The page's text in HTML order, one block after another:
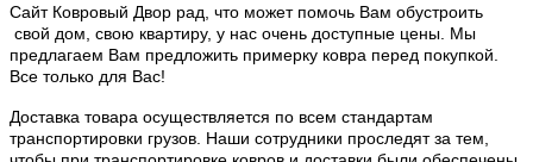
Сайт Ковровый Двор рад, что может помочь Вам обустроить
свой дом, свою квартиру, у нас очень доступные цены. Мы
предлагаем Вам предложить примерку ковра перед покупкой.
Все только для Вас!
Доставка товара осуществляется по всем стандартам
транспортировки грузов. Наши сотрудники проследят за тем,